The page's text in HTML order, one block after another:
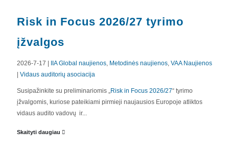
Risk in Focus 2026/27 tyrimo
įžvalgos
2026-7-17 | IIA Global naujienos Metodinės naujienos VAA Naujienos
Vidaus auditorių asociacija
Susipažinkite su preliminariomis „ Risk in Focus 2026/27“ tyrimo
įžvalgomis, kuriose pateikiami pirmieji naujausios Europoje atliktos
vidaus audito vadovų ir...
Skaityti daugiau